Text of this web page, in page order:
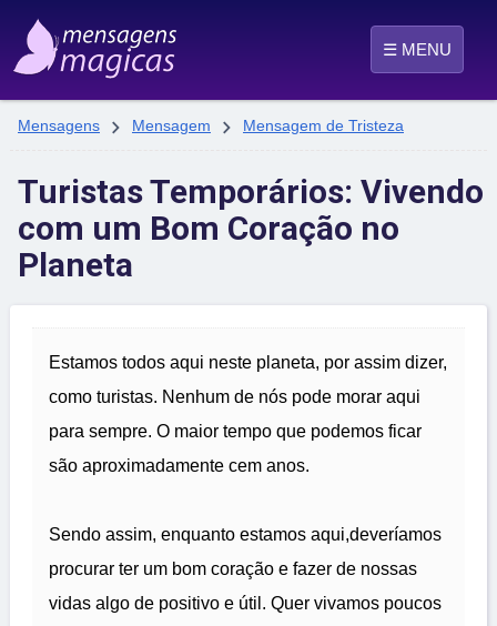
☰ MENU
Mensagens  Mensagem  Mensagem de Tristeza
Turistas Temporários: Vivendo
com um Bom Coração no
Planeta
Estamos todos aqui neste planeta, por assim dizer,
como turistas. Nenhum de nós pode morar aqui
para sempre. O maior tempo que podemos ficar
são aproximadamente cem anos.
Sendo assim, enquanto estamos aqui,deveríamos
procurar ter um bom coração e fazer de nossas
vidas algo de positivo e útil. Quer vivamos poucos